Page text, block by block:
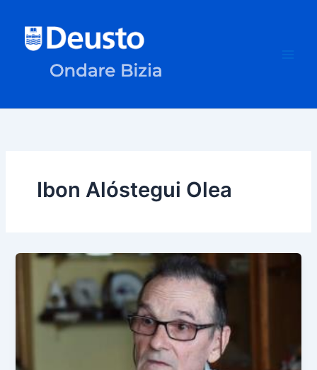
content
Ibon Alóstegui Olea